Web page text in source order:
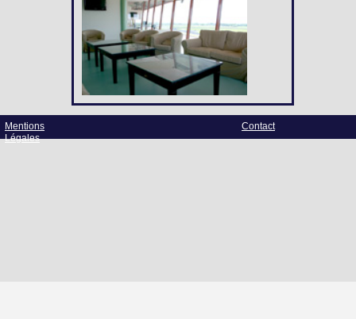
Mentions
Légales
Contact